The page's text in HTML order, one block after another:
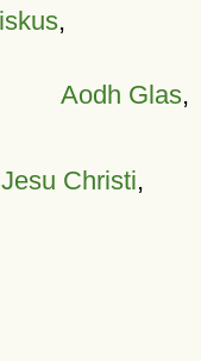
,
Aodh Glas,
Christi,